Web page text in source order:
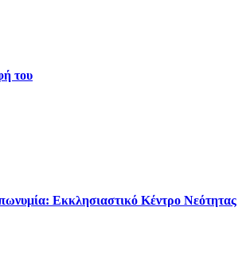
του
Εκκλησιαστικό Κέντρο Νεότητας